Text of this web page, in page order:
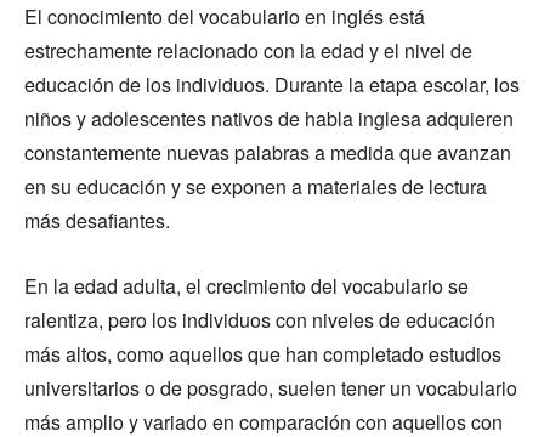
El conocimiento del vocabulario en inglés está
estrechamente relacionado con la edad y el nivel de
educación de los individuos. Durante la etapa escolar, los
niños y adolescentes nativos de habla inglesa adquieren
constantemente nuevas palabras a medida que avanzan
en su educación y se exponen a materiales de lectura
más desafiantes.
En la edad adulta, el crecimiento del vocabulario se
ralentiza, pero los individuos con niveles de educación
más altos, como aquellos que han completado estudios
universitarios o de posgrado, suelen tener un vocabulario
más amplio y variado en comparación con aquellos con